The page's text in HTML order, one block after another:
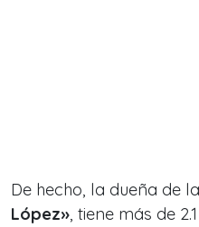
De hecho, la dueña de
López», tiene más de